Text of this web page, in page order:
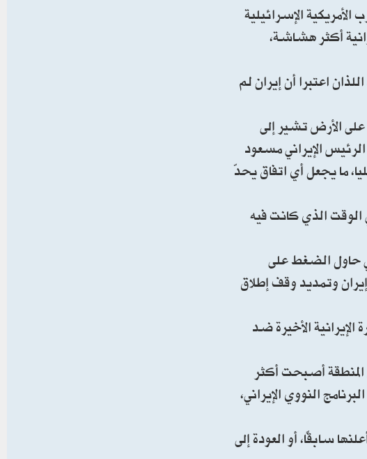
الإسرائيلية
أكثر هشاشة،
اعتبرا أن إيران لم
على الأرض تشير إلى
الإيراني مسعود
ما يجعل أي اتفاق يحدّ
الوقت الذي كانت فيه
حاول الضغط على
وتمديد وقف إطلاق
الأخيرة ضد
المنطقة أصبحت أكثر
النووي الإيراني،
سابقًا، أو العودة إلى